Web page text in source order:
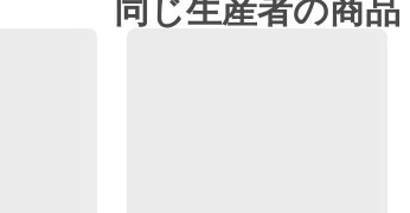
同じ生産者の商品